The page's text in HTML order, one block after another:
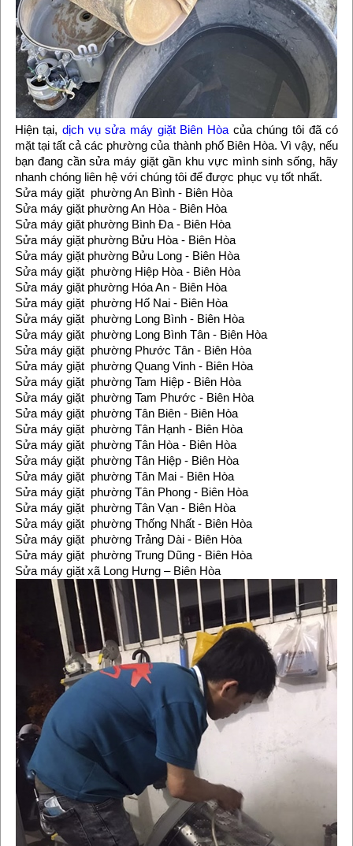
Hiện tại,dịch vụ sửa máy giặt Biên Hòacủa chúng tôi đã có
mặt tại tất cả các phường của thành phố Biên Hòa. Vì vậy, nếu
bạn đang cần sửa máy giặt gần khu vực mình sinh sống, hãy
nhanh chóng liên hệ với chúng tôi để được phục vụ tốt nhất.
Sửa máy giặt phường An Bình - Biên Hòa
Sửa máy giặt phường An Hòa - Biên Hòa
Sửa máy giặt phường Bình Đa - Biên Hòa
Sửa máy giặt phường Bửu Hòa - Biên Hòa
Sửa máy giặt phường Bửu Long - Biên Hòa
Sửa máy giặt phường Hiệp Hòa - Biên Hòa
Sửa máy giặt phường Hóa An - Biên Hòa
Sửa máy giặt phường Hố Nai - Biên Hòa
Sửa máy giặt phường Long Bình - Biên Hòa
Sửa máy giặt phường Long Bình Tân - Biên Hòa
Sửa máy giặt phường Phước Tân - Biên Hòa
Sửa máy giặt phường Quang Vinh - Biên Hòa
Sửa máy giặt phường Tam Hiệp - Biên Hòa
Sửa máy giặt phường Tam Phước - Biên Hòa
Sửa máy giặt phường Tân Biên - Biên Hòa
Sửa máy giặt phường Tân Hạnh - Biên Hòa
Sửa máy giặt phường Tân Hòa - Biên Hòa
Sửa máy giặt phường Tân Hiệp - Biên Hòa
Sửa máy giặt phường Tân Mai - Biên Hòa
Sửa máy giặt phường Tân Phong - Biên Hòa
Sửa máy giặt phường Tân Vạn - Biên Hòa
Sửa máy giặt phường Thống Nhất - Biên Hòa
Sửa máy giặt phường Trảng Dài - Biên Hòa
Sửa máy giặt phường Trung Dũng - Biên Hòa
Sửa máy giặt xã Long Hưng – Biên Hòa